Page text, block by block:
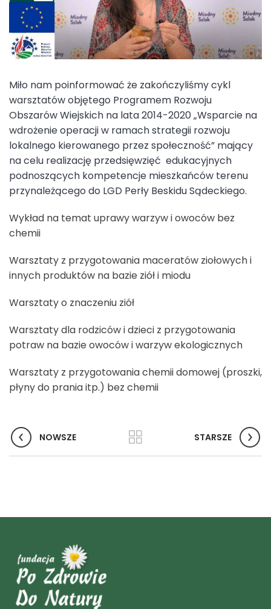
Miło nam poinformować że zakończyliśmy cykl
warsztatów objętego Programem Rozwoju
Obszarów Wiejskich na lata 2014-2020 „Wsparcie na
wdrożenie operacji w ramach strategii rozwoju
lokalnego kierowanego przez społeczność” mający
na celu realizację przedsięwzięć edukacyjnych
podnoszących kompetencje mieszkańców terenu
przynależącego do LGD Perły Beskidu Sądeckiego.
Wykład na temat uprawy warzyw i owoców bez
chemii
Warsztaty z przygotowania maceratów ziołowych i
innych produktów na bazie ziół i miodu
Warsztaty o znaczeniu ziół
Warsztaty dla rodziców i dzieci z przygotowania
potraw na bazie owoców i warzyw ekologicznych
Warsztaty z przygotowania chemii domowej (proszki,
płyny do prania itp.) bez chemii
NOWSZE STARSZE